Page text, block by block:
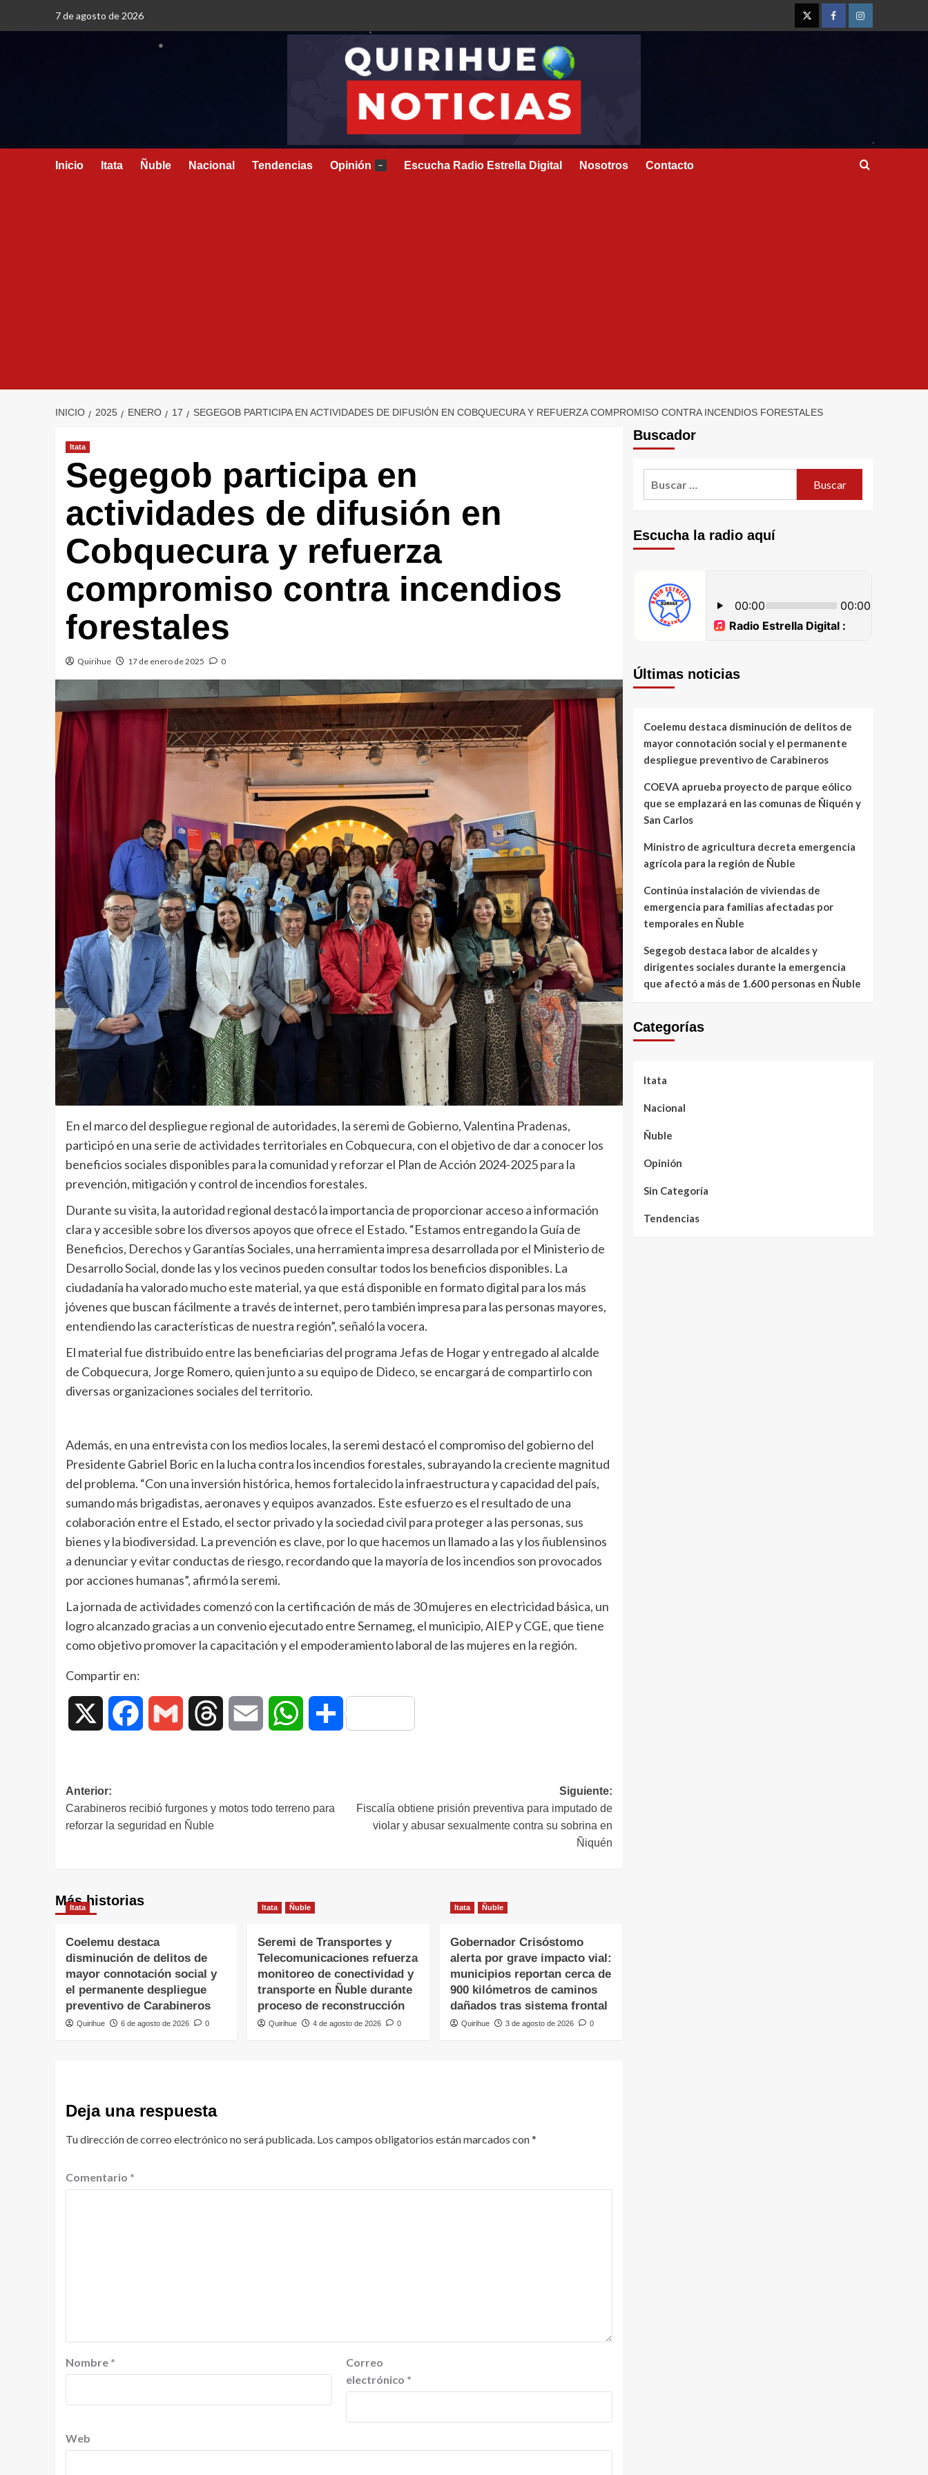
7 de agosto de 2026
Inicio Itata Ñuble Nacional Tendencias Opinión – Escucha Radio Estrella Digital Nosotros Contacto
INICIO 2025 ENERO 17 SEGEGOB PARTICIPA EN ACTIVIDADES DE DIFUSIÓN EN COBQUECURA Y REFUERZA COMPROMISO CONTRA INCENDIOS FORESTALES
Itata
Segegob participa en
actividades de difusión en
Cobquecura y refuerza
compromiso contra incendios
forestales
Quirihue 17 de enero de 2025 0
En el marco del despliegue regional de autoridades, la seremi de Gobierno, Valentina Pradenas,
participó en una serie de actividades territoriales en Cobquecura, con el objetivo de dar a conocer los
beneficios sociales disponibles para la comunidad y reforzar el Plan de Acción 2024-2025 para la
prevención, mitigación y control de incendios forestales.
Durante su visita, la autoridad regional destacó la importancia de proporcionar acceso a información
clara y accesible sobre los diversos apoyos que ofrece el Estado. “Estamos entregando la Guía de
Beneficios, Derechos y Garantías Sociales, una herramienta impresa desarrollada por el Ministerio de
Desarrollo Social, donde las y los vecinos pueden consultar todos los beneficios disponibles. La
ciudadanía ha valorado mucho este material, ya que está disponible en formato digital para los más
jóvenes que buscan fácilmente a través de internet, pero también impresa para las personas mayores,
entendiendo las características de nuestra región”, señaló la vocera.
El material fue distribuido entre las beneficiarias del programa Jefas de Hogar y entregado al alcalde
de Cobquecura, Jorge Romero, quien junto a su equipo de Dideco, se encargará de compartirlo con
diversas organizaciones sociales del territorio.
Además, en una entrevista con los medios locales, la seremi destacó el compromiso del gobierno del
Presidente Gabriel Boric en la lucha contra los incendios forestales, subrayando la creciente magnitud
del problema. “Con una inversión histórica, hemos fortalecido la infraestructura y capacidad del país,
sumando más brigadistas, aeronaves y equipos avanzados. Este esfuerzo es el resultado de una
colaboración entre el Estado, el sector privado y la sociedad civil para proteger a las personas, sus
bienes y la biodiversidad. La prevención es clave, por lo que hacemos un llamado a las y los ñublensinos
a denunciar y evitar conductas de riesgo, recordando que la mayoría de los incendios son provocados
por acciones humanas”, afirmó la seremi.
La jornada de actividades comenzó con la certificación de más de 30 mujeres en electricidad básica, un
logro alcanzado gracias a un convenio ejecutado entre Sernameg, el municipio, AIEP y CGE, que tiene
como objetivo promover la capacitación y el empoderamiento laboral de las mujeres en la región.
Compartir en:
Facebook Gmail Threads Email WhatsAppCompartir
Anterior:
Carabineros recibió furgones y motos todo terreno para
reforzar la seguridad en Ñuble
Siguiente:
Fiscalía obtiene prisión preventiva para imputado de
violar y abusar sexualmente contra su sobrina en
Ñiquén
Más historias
Itata
Coelemu destaca
disminución de delitos de
mayor connotación social y
el permanente despliegue
preventivo de Carabineros
Quirihue 6 de agosto de 2026 0
Itata Ñuble
Seremi de Transportes y
Telecomunicaciones refuerza
monitoreo de conectividad y
transporte en Ñuble durante
proceso de reconstrucción
Quirihue 4 de agosto de 2026 0
Itata Ñuble
Gobernador Crisóstomo
alerta por grave impacto vial:
municipios reportan cerca de
900 kilómetros de caminos
dañados tras sistema frontal
Quirihue 3 de agosto de 2026 0
Deja una respuesta
Tu dirección de correo electrónico no será publicada. Los campos obligatorios están marcados con*
Comentario *
Nombre *
Correo
electrónico *
Web
Buscador
Escucha la radio aquí
Últimas noticias
Coelemu destaca disminución de delitos de
mayor connotación social y el permanente
despliegue preventivo de Carabineros
COEVA aprueba proyecto de parque eólico
que se emplazará en las comunas de Ñiquén y
San Carlos
Ministro de agricultura decreta emergencia
agrícola para la región de Ñuble
Continúa instalación de viviendas de
emergencia para familias afectadas por
temporales en Ñuble
Segegob destaca labor de alcaldes y
dirigentes sociales durante la emergencia
que afectó a más de 1.600 personas en Ñuble
Categorías
Itata
Nacional
Ñuble
Opinión
Sin Categoría
Tendencias